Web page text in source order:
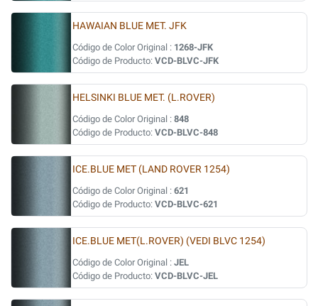
HAWAIAN BLUE MET. JFK
Código de Color Original : 1268-JFK
Código de Producto: VCD-BLVC-JFK
HELSINKI BLUE MET. (L.ROVER)
Código de Color Original : 848
Código de Producto: VCD-BLVC-848
ICE.BLUE MET (LAND ROVER 1254)
Código de Color Original : 621
Código de Producto: VCD-BLVC-621
ICE.BLUE MET(L.ROVER) (VEDI BLVC 1254)
Código de Color Original : JEL
Código de Producto: VCD-BLVC-JEL